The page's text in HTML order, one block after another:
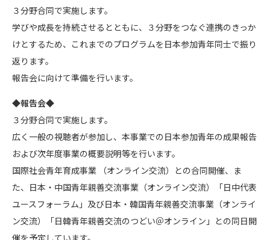
３分野合同で実施します。
学びや成長を持続させるとともに、３分野をつなぐ連携のきっか
けとするため、これまでのプログラムを日本参加青年同士で振り
返ります。
報告会に向けて準備を行います。
◆報告会◆
３分野合同で実施します。
広く一般の視聴者が参加し、本事業での日本参加青年の成果報告
および次年度事業の概要説明等を行います。
国際社会青年育成事業 （オンライン交流）との合同開催、ま
た、日本・中国青年親善交流事業（オンライン交流）「日中代表
ユースフォーラム」及び⽇本・韓国⻘年親善交流事業（オンライ
ン交流）「⽇韓⻘年親善交流のつどい＠オンライン」との同日開
催を予定しています。